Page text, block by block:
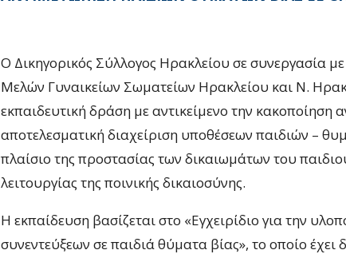
Ο Δικηγορικός Σύλλογος Ηρακλείου σε συνεργασία
Μελών Γυναικείων Σωματείων Ηρακλείου και Ν.
εκπαιδευτική δράση με αντικείμενο την κακοποίηση
αποτελεσματική διαχείριση υποθέσεων παιδιών –
πλαίσιο της προστασίας των δικαιωμάτων του
λειτουργίας της ποινικής δικαιοσύνης.
Η εκπαίδευση βασίζεται στο «Εγχειρίδιο για την
συνεντεύξεων σε παιδιά θύματα βίας», το οποίο